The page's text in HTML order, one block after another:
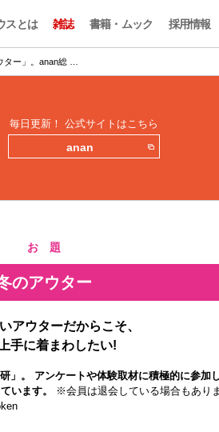
スとは 雑誌 書籍・ムック 採用情報
ター」。anan総 …
毎日更新！ 公式サイトはこちら
anan
お 題
のアウター
アウターだからこそ、
手に着まわしたい!
」。 アンケートや体験取材に積極的に参加し
います。
※会員は退会している場合もありま